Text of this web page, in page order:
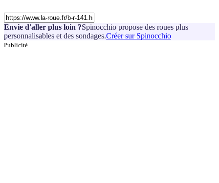
Envie d'aller plus loin ?Spinocchio propose des roues plus
personnalisables et des sondages.Créer sur Spinocchio
Publicité